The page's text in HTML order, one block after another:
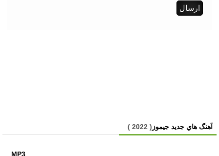
آهنگ هاي جديد جیموز ( 2022 )
MP3